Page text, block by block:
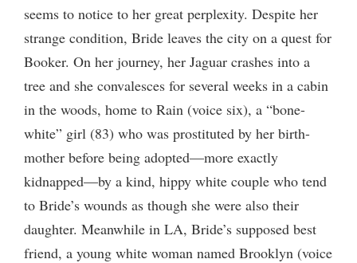
seems to notice to her great perplexity. Despite her
strange condition, Bride leaves the city on a quest for
Booker. On her journey, her Jaguar crashes into a
tree and she convalesces for several weeks in a cabin
in the woods, home to Rain (voice six), a “bone-
white” girl (83) who was prostituted by her birth-
mother before being adopted—more exactly
kidnapped—by a kind, hippy white couple who tend
to Bride’s wounds as though she were also their
daughter. Meanwhile in LA, Bride’s supposed best
friend, a young white woman named Brooklyn (voice